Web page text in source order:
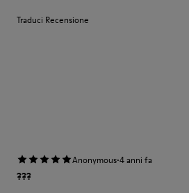
Traduci Recensione
Anonymous·4 anni fa
???